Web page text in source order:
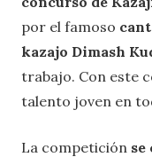
por el famoso
kazajo Dimash
trabajo. Con este
talento joven en
La competición se